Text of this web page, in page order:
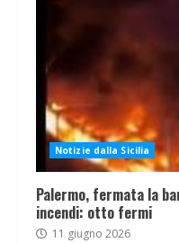
Notizie dalla Sicilia
Palermo, fermata la
incendi: otto fermi
11 giugno 2026